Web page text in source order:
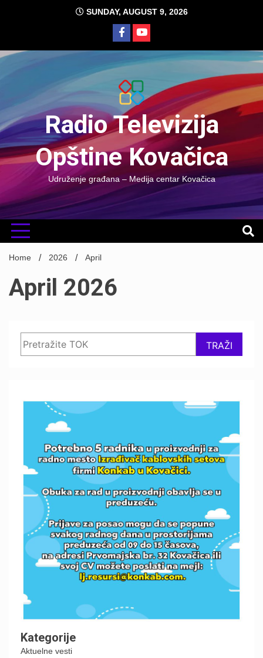
SUNDAY, AUGUST 9, 2026
Radio Televizija
Opštine Kovačica
Udruženje građana – Medija centar Kovačica
Home 2026 April
April 2026
TRAŽI
Kategorije
Aktuelne vesti